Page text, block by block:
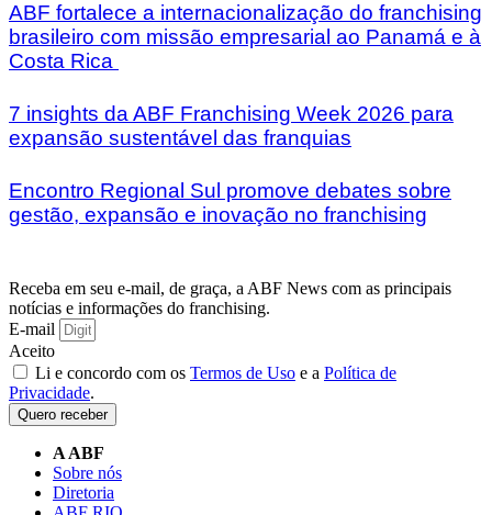
ABF fortalece a internacionalização do franchising
brasileiro com missão empresarial ao Panamá e à
Costa Rica
7 insights da ABF Franchising Week 2026 para
expansão sustentável das franquias
Encontro Regional Sul promove debates sobre
gestão, expansão e inovação no franchising
Receba em seu e-mail, de graça, a ABF News com as principais
notícias e informações do franchising.
E-mail
Aceito
Li e concordo com os Termos de Uso e a Política de
Privacidade.
Quero receber
A ABF
Sobre nós
Diretoria